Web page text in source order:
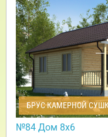
БРУС КАМЕРНОЙ
№84 Дом 8х6